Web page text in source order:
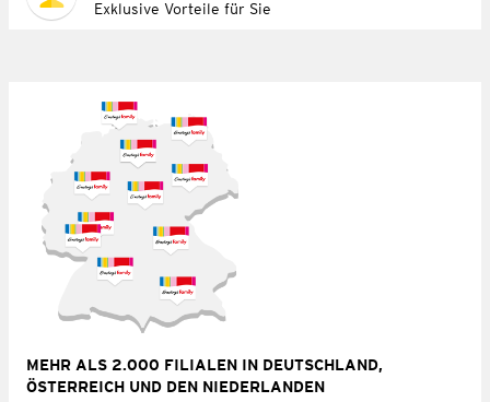
Exklusive Vorteile für Sie
MEHR ALS 2.000 FILIALEN IN DEUTSCHLAND,
ÖSTERREICH UND DEN NIEDERLANDEN